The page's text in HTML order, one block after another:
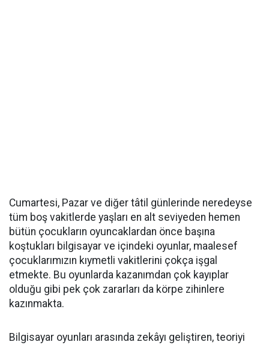
Cumartesi, Pazar ve diğer tâtil günlerinde neredeyse
tüm boş vakitlerde yaşları en alt seviyeden hemen
bütün çocukların oyuncaklardan önce başına
koştukları bilgisayar ve içindeki oyunlar, maalesef
çocuklarımızın kıymetli vakitlerini çokça işgal
etmekte. Bu oyunlarda kazanımdan çok kayıplar
olduğu gibi pek çok zararları da körpe zihinlere
kazınmakta.
Bilgisayar oyunları arasında zekâyı geliştiren, teoriyi